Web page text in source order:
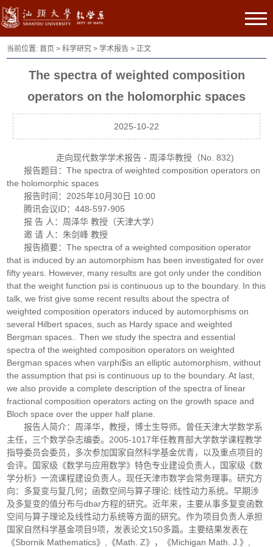
当前位置:首页 >科学研究 >学术报告 > 正文
The spectra of weighted composition
operators on the holomorphic spaces
2025-10-22
走向现代数学学术报告 - 周泽华教授（No. 832)
报告题目：The spectra of weighted composition operators on
the holomorphic spaces
报告时间：2025年10月30日 10:00
腾讯会议ID：448-597-905
报 告 人：周泽华 教授（天津大学）
邀 请 人：朱剑峰 教授
报告摘要：The spectra of a weighted composition operator
that is induced by an automorphism has been investigated for over
fifty years. However, many results are got only under the condition
that the weight function psi is continuous up to the boundary. In this
talk, we frist give some recent results about the spectra of
weighted composition operators induced by automorphisms on
several Hilbert spaces, such as Hardy space and weighted
Bergman spaces.. Then we study the spectra and essential
spectra of the weighted composition operators on weighted
Bergman spaces when varphi$is an elliptic automorphism, without
the assumption that psi is continuous up to the boundary. At last,
we also provide a complete description of the spectra of linear
fractional composition operators acting on the growth space and
Bloch space over the upper half plane.
报告人简介：周泽华，教授，博士生导师。曾任天津大学数学系
主任，三个数学杂志编委。2005-1017年任教育部大学数学课程教学
指导委员会委员，多次参加国家自然科学基金优青，以及重点项目的
会评。国家级《数学与应用数学》特色专业建设负责人，国家级《数
学分析》一流课程建设负责人。现任天津市数学会常务理事。研究方
向：多复变与复几何；函数空间与算子理论; 线性动力系统。早期涉
及多复变的值分布与dbar方程的研究。近年来，主要从事多复变函数
空间与算子理论及线性动力系统等方面的研究。作为项目负责人承担
国家自然科学基金项目9项，发表论文150多篇。主要结果发表在
《Sbornik Mathematics》,《Math. Z》，《Michigan Math. J.》,